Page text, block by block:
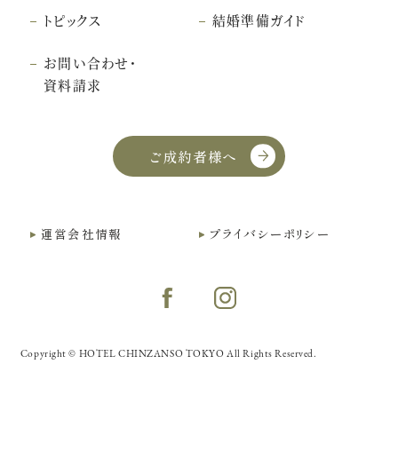
トピックス 結婚準備ガイド
お問い合わせ・
資料請求
ご成約者様へ
運営会社情報 プライバシーポリシー
Copyright © HOTEL CHINZANSO TOKYO All Rights Reserved.